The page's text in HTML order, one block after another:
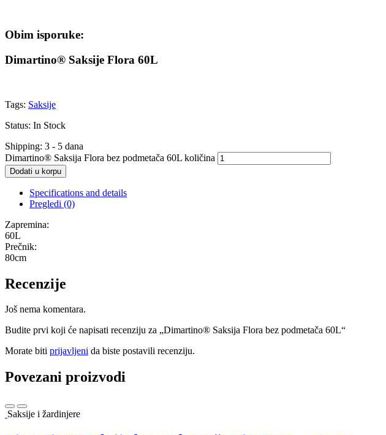
Obim isporuke:
Dimartino® Saksije Flora 60L
Tags: Saksije
Status: In Stock
Shipping: 3 - 5 dana
Dimartino® Saksija Flora bez podmetača 60L količina
Dodati u korpu
Specifications and details
Pregledi (0)
Zapremina:
60L
Prečnik:
80cm
Recenzije
Još nema komentara.
Budite prvi koji će napisati recenziju za „Dimartino® Saksija Flora bez podmetača 60L“
Morate biti prijavljeni da biste postavili recenziju.
Povezani proizvodi
Saksije i žardinjere